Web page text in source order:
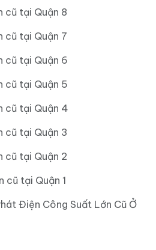
cũ tại Quận 8
cũ tại Quận 7
cũ tại Quận 6
cũ tại Quận 5
cũ tại Quận 4
cũ tại Quận 3
cũ tại Quận 2
cũ tại Quận 1
Điện Công Suất Lớn Cũ Ở